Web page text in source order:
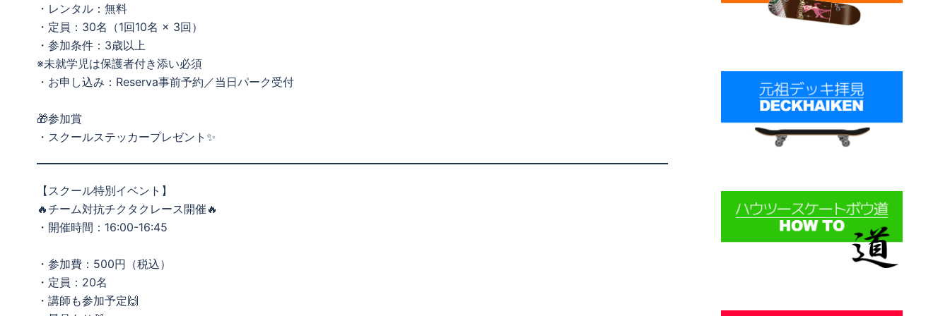
・レンタル：無料
・定員：30名（1回10名 × 3回）
・参加条件：3歳以上
※未就学児は保護者付き添い必須
・お申し込み：Reserva事前予約／当日パーク受付
🎁参加賞
・スクールステッカープレゼント✨
【スクール特別イベント】
🔥チーム対抗チクタクレース開催🔥
・開催時間：16:00-16:45
・参加費：500円（税込）
・定員：20名
・講師も参加予定🙌